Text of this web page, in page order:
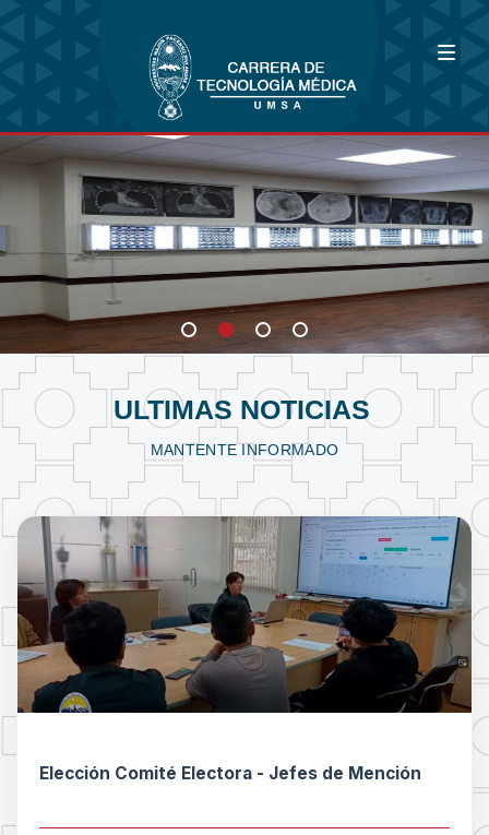
Bioimagenología
Fisioterapia y Kinesiología
Laboratorio Clínico
ULTIMAS NOTICIAS
MANTENTE INFORMADO
Elección Comité Electora - Jefes de Mención